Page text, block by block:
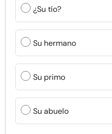
¿Su tío?
Su hermano
Su primo
Su abuelo